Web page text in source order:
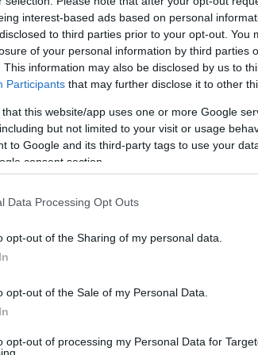
interest-based ads based on personal
to third parties prior to your opt-out. You
of your personal information by third parties
This information may also be disclosed by us to
Participants that may further disclose it to other
that this website/app uses one or more Google
but not limited to your visit or usage
to Google and its third-party tags to use your
consent section.
Data Processing Opt Outs
opt-out of the Sharing of my personal data.
opt-out of the Sale of my Personal Data.
opt-out of processing my Personal Data for
αθώες ψυχές που χάθηκαν»
19/05/2026 12:47
Γενοκτονία των Ποντίων: Τα
μηνύματα μνήμης από
ΑΕΚ, ΠΑΟΚ και Βαγγέλη
Άγρια κόντρα Φλωρίδη-Χαρίτση
κουβέντα όταν ο Φίλης